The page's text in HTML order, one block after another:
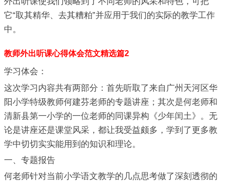
它“取其精华、去其糟粕”并应用于我们的实际的教学工作
中。
教师外出听课心得体会范文精选篇2
学习体会：
这次学习内容共有两部分：首先听取了来自广州天河区华
阳小学特级教师何建芬老师的专题讲座；其次是何老师和
清新县第一小学的一位老师的同课异构《少年闰土》。无
论是讲座还是课堂风采，都让我受益颇多，学到了更多教
学中切切实实能用到的知识和理论。
一、专题报告
何老师针对当前小学语文教学的几点思考做了深刻透彻的